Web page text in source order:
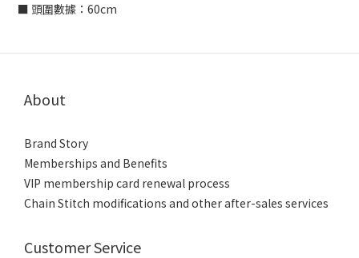
■ 頭圍數據：60cm
About
Brand Story
Memberships and Benefits
VIP membership card renewal process
Chain Stitch modifications and other after-sales services
Customer Service